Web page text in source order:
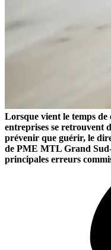
Lorsque vient le temps
entreprises se retrouvent
prévenir que guérir, le
de PME MTL Grand
principales erreurs